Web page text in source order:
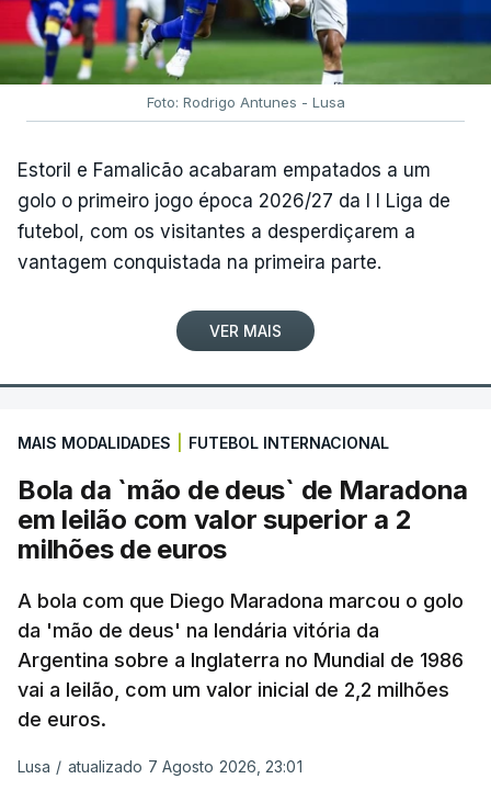
Foto: Rodrigo Antunes - Lusa
Estoril e Famalicão acabaram empatados a um
golo o primeiro jogo época 2026/27 da I I Liga de
futebol, com os visitantes a desperdiçarem a
vantagem conquistada na primeira parte.
VER MAIS
MAIS MODALIDADES FUTEBOL INTERNACIONAL
Bola da `mão de deus` de Maradona
em leilão com valor superior a 2
milhões de euros
A bola com que Diego Maradona marcou o golo
da 'mão de deus' na lendária vitória da
Argentina sobre a Inglaterra no Mundial de 1986
vai a leilão, com um valor inicial de 2,2 milhões
de euros.
Lusa / atualizado 7 Agosto 2026, 23:01